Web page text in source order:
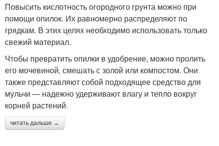
Повысить кислотность огородного грунта можно при
помощи опилок. Их равномерно распределяют по
грядкам. В этих целях необходимо использовать только
свежий материал.
Чтобы превратить опилки в удобрение, можно пролить
его мочевиной, смешать с золой или компостом. Они
также представляют собой подходящее средство для
мульчи — надежно удерживают влагу и тепло вокруг
корней растений.
читать дальше →